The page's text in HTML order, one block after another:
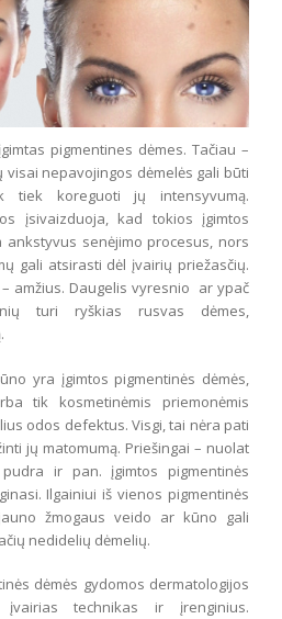
pigmentines dėmes. Tačiau –
nepavojingos dėmelės gali būti
tiek koreguoti jų intensyvumą.
įsivaizduoja, kad tokios įgimtos
ankstyvus senėjimo procesus, nors
gali atsirasti dėl įvairių priežasčių.
amžius. Daugelis vyresnio ar ypač
turi ryškias rusvas dėmes,
yra įgimtos pigmentinės dėmės,
tik kosmetinėmis priemonėmis
odos defektus. Visgi, tai nėra pati
jų matomumą. Priešingai – nuolat
ir pan. įgimtos pigmentinės
Ilgainiui iš vienos pigmentinės
žmogaus veido ar kūno gali
nedidelių dėmelių.
dėmės gydomos dermatologijos
įvairias technikas ir įrenginius.